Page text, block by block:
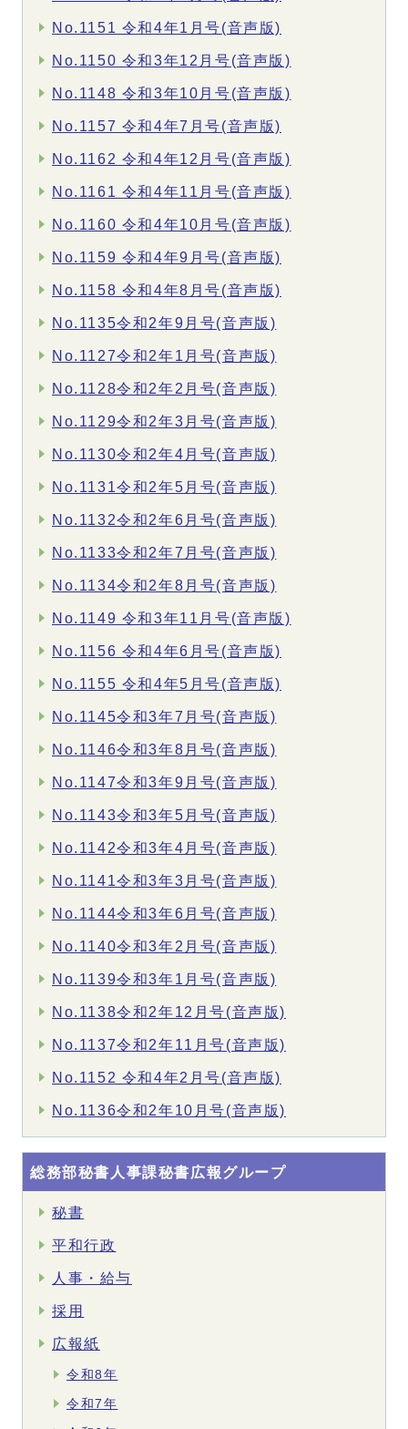
No.1151 令和4年1月号(音声版)
No.1150 令和3年12月号(音声版)
No.1148 令和3年10月号(音声版)
No.1157 令和4年7月号(音声版)
No.1162 令和4年12月号(音声版)
No.1161 令和4年11月号(音声版)
No.1160 令和4年10月号(音声版)
No.1159 令和4年9月号(音声版)
No.1158 令和4年8月号(音声版)
No.1135令和2年9月号(音声版)
No.1127令和2年1月号(音声版)
No.1128令和2年2月号(音声版)
No.1129令和2年3月号(音声版)
No.1130令和2年4月号(音声版)
No.1131令和2年5月号(音声版)
No.1132令和2年6月号(音声版)
No.1133令和2年7月号(音声版)
No.1134令和2年8月号(音声版)
No.1149 令和3年11月号(音声版)
No.1156 令和4年6月号(音声版)
No.1155 令和4年5月号(音声版)
No.1145令和3年7月号(音声版)
No.1146令和3年8月号(音声版)
No.1147令和3年9月号(音声版)
No.1143令和3年5月号(音声版)
No.1142令和3年4月号(音声版)
No.1141令和3年3月号(音声版)
No.1144令和3年6月号(音声版)
No.1140令和3年2月号(音声版)
No.1139令和3年1月号(音声版)
No.1138令和2年12月号(音声版)
No.1137令和2年11月号(音声版)
No.1152 令和4年2月号(音声版)
No.1136令和2年10月号(音声版)
総務部秘書人事課秘書広報グループ
秘書
平和行政
人事・給与
採用
広報紙
令和8年
令和7年